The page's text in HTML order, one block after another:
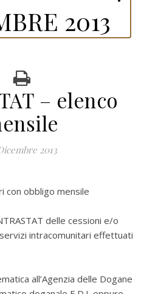
2013
– elenco
2013
con obbligo mensile
delle cessioni e/o
intracomunitari effettuati
all’Agenzia delle Dogane